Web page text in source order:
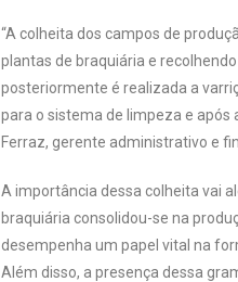
“A colheita dos campos de
plantas de braquiária e
posteriormente é realizada a
para o sistema de limpeza e após
Ferraz, gerente administrativo e
A importância dessa colheita vai
braquiária consolidou-se na
desempenha um papel vital na
Além disso, a presença dessa